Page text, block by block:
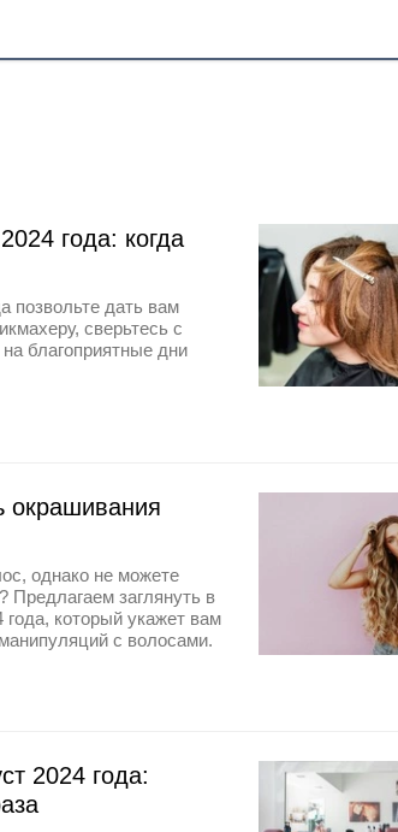
года: когда
позвольте дать вам
сверьтесь с
благоприятные дни
окрашивания
однако не можете
Предлагаем заглянуть в
который укажет вам
с волосами.
2024 года: